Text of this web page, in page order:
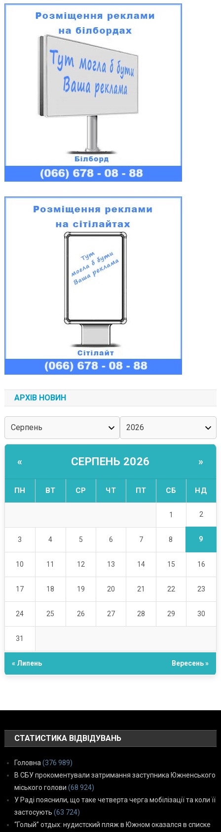
АРХІВ НОВИН
« СЕРПЕНЬ 2026 »
ПН ВТ СР ЧТ ПТ СБ НД
1 2
3 4 5 6 7 8 9
10 11 12 13 14 15 16
17 18 19 20 21 22 23
24 25 26 27 28 29 30
31
« Липень Вересень »
СТАТИСТИКА ВІДВІДУВАНЬ
Головна (376 989)
В СБУ прокоментували затримання заступника Южненського
міського голови (68 924)
У Раді пояснили, що таке четверта черга мобілізації та коли її
застосують (63 724)
“Голый” отдых: нудистский пляж в Южном оказался в списке